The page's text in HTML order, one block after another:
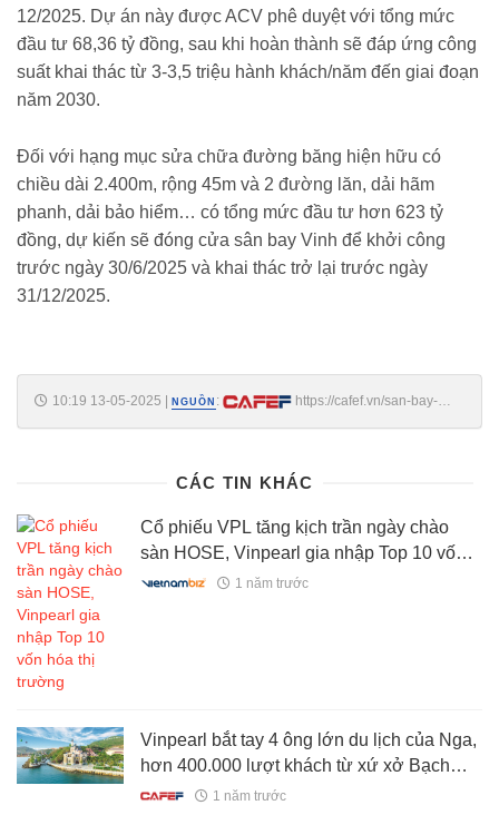
12/2025. Dự án này được ACV phê duyệt với tổng mức
đầu tư 68,36 tỷ đồng, sau khi hoàn thành sẽ đáp ứng công
suất khai thác từ 3-3,5 triệu hành khách/năm đến giai đoạn
năm 2030.
Đối với hạng mục sửa chữa đường băng hiện hữu có
chiều dài 2.400m, rộng 45m và 2 đường lăn, dải hãm
phanh, dải bảo hiểm… có tổng mức đầu tư hơn 623 tỷ
đồng, dự kiến sẽ đóng cửa sân bay Vinh để khởi công
trước ngày 30/6/2025 và khai thác trở lại trước ngày
31/12/2025.
10:19 13-05-2025 | NGUỒN :
https://cafef.vn/san-bay-
CÁC TIN KHÁC
Cổ phiếu VPL tăng kịch trần ngày chào
sàn HOSE, Vinpearl gia nhập Top 10 vốn
hóa thị trường1 năm trước
Vinpearl bắt tay 4 ông lớn du lịch của Nga,
hơn 400.000 lượt khách từ xứ xở Bạch
Dương sẽ đến Việt Nam 2025
1 năm trước